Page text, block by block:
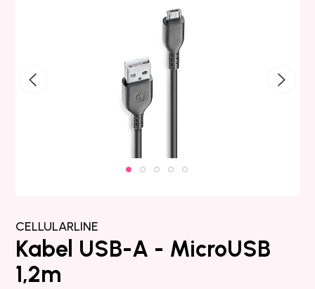
CELLULARLINE
Kabel USB-A - MicroUSB
1,2m